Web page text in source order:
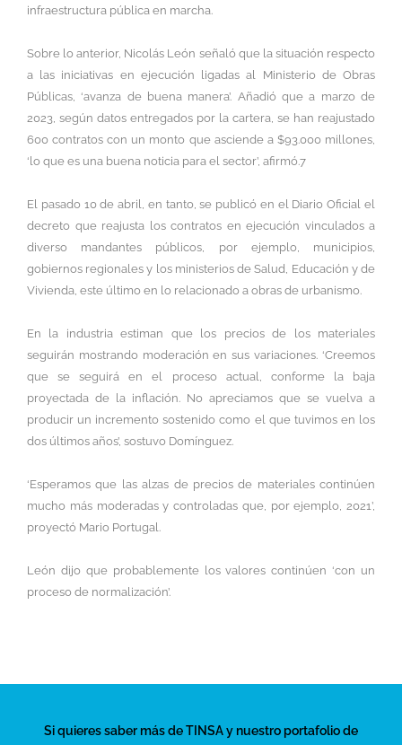
infraestructura pública en marcha.
Sobre lo anterior, Nicolás León señaló que la situación respecto
a las iniciativas en ejecución ligadas al Ministerio de Obras
Públicas, ‘avanza de buena manera’. Añadió que a marzo de
2023, según datos entregados por la cartera, se han reajustado
600 contratos con un monto que asciende a $93.000 millones,
‘lo que es una buena noticia para el sector’, afirmó.7
El pasado 10 de abril, en tanto, se publicó en el Diario Oficial el
decreto que reajusta los contratos en ejecución vinculados a
diverso mandantes públicos, por ejemplo, municipios,
gobiernos regionales y los ministerios de Salud, Educación y de
Vivienda, este último en lo relacionado a obras de urbanismo.
En la industria estiman que los precios de los materiales
seguirán mostrando moderación en sus variaciones. ‘Creemos
que se seguirá en el proceso actual, conforme la baja
proyectada de la inflación. No apreciamos que se vuelva a
producir un incremento sostenido como el que tuvimos en los
dos últimos años’, sostuvo Domínguez.
‘Esperamos que las alzas de precios de materiales continúen
mucho más moderadas y controladas que, por ejemplo, 2021’,
proyectó Mario Portugal.
León dijo que probablemente los valores continúen ‘con un
proceso de normalización’.
Si quieres saber más de TINSA y nuestro portafolio de